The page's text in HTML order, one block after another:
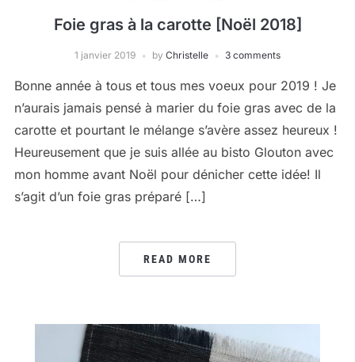
Foie gras à la carotte [Noël 2018]
1 janvier 2019 by Christelle 3 comments
Bonne année à tous et tous mes voeux pour 2019 ! Je
n’aurais jamais pensé à marier du foie gras avec de la
carotte et pourtant le mélange s’avère assez heureux !
Heureusement que je suis allée au bisto Glouton avec
mon homme avant Noël pour dénicher cette idée! Il
s’agit d’un foie gras préparé […]
READ MORE